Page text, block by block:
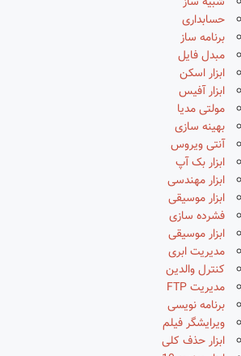
حسابداری
برنامه ساز
مبدل فایل
ابزار اسکن
ابزار آفیس
مولتی مدیا
بهینه سازی
آنتی ویروس
ابزار بک آپ
ابزار مهندسی
ابزار موسیقی
فشرده سازی
ابزار موسیقی
مدیریت ابری
کنترل والدین
مدیریت FTP
برنامه نویسی
ویرایشگر فیلم
ابزار حذف کلی